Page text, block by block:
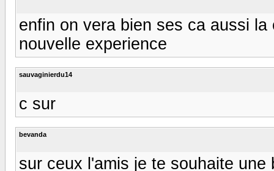
enfin on vera bien ses ca aussi
nouvelle experience
sauvaginierdu14
c sur
bevanda
sur ceux l'amis je te souhaite